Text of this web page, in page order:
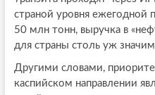
страной уровня ежегодной
50 млн тонн, выручка в
для страны столь уж
Другими словами,
каспийском направлении